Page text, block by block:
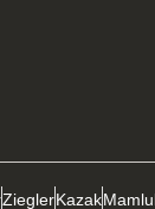
ZieglerKazak